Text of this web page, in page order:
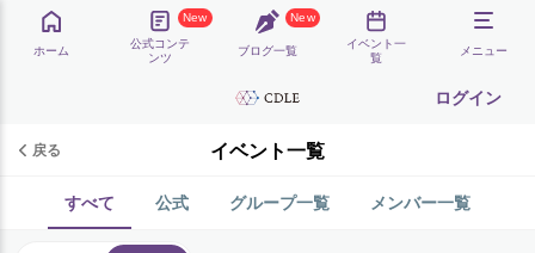
ホーム
New
公式コンテ
ンツ
New
ブログ一覧
イベント一
覧
メニュー
ログイン
戻る イベント一覧
すべて 公式 グループ一覧 メンバー一覧